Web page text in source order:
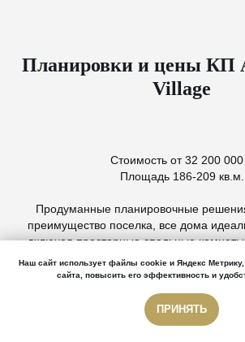
Планировки и цены КП
Village
Стоимость от 32 200
Площадь 186-209 кв.м.
Продуманные планировочные
преимущество поселка, все дома
включая просторные спальные
видами на горы, для комфортного
Звонок
Звонок
Наш сайт использует файлы cookie и Яндекс
сайта, повысить его эффективность и
ПРИНЯТЬ